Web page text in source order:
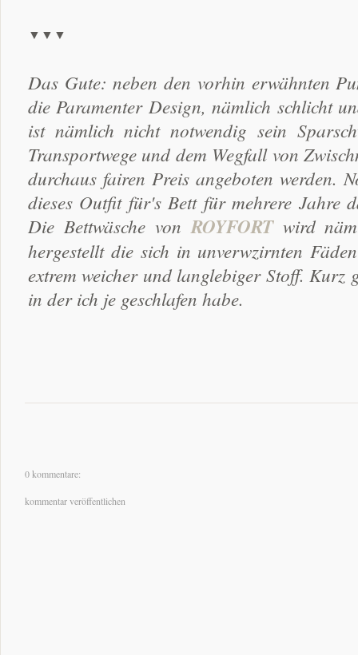
▼▼▼
Das Gute: neben den vorhin erwähnten
die Paramenter Design, nämlich schlicht
ist nämlich nicht notwendig sein
Transportwege und dem Wegfall von
durchaus fairen Preis angeboten werden.
dieses Outfit für's Bett für mehrere Jahre
Die Bettwäsche von ROYFORTwird
hergestellt die sich in unverwzirnten
extrem weicher und langlebiger Stoff. Kurz
in der ich je geschlafen habe.
0 kommentare:
kommentar veröffentlichen